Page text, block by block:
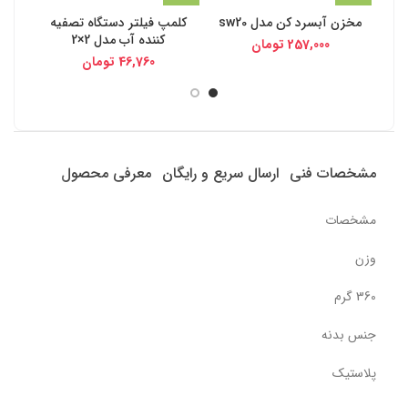
مخزن آبسرد کن مدل sw20
257,000 تومان
کلمپ فیلتر دستگاه تصفیه
کننده آب مدل 2×2
46,760 تومان
مشخصات فنی ارسال سریع و رایگان معرفی محصول
مشخصات
وزن
360 گرم
جنس بدنه
پلاستیک